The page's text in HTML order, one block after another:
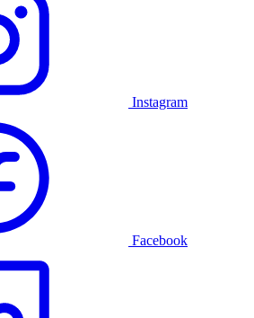
Instagram
Facebook